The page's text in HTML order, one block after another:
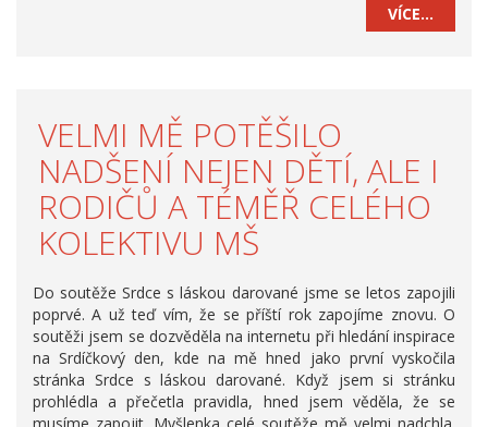
VÍCE…
VELMI MĚ POTĚŠILO
NADŠENÍ NEJEN DĚTÍ, ALE I
RODIČŮ A TÉMĚŘ CELÉHO
KOLEKTIVU MŠ
Do soutěže Srdce s láskou darované jsme se letos zapojili
poprvé. A už teď vím, že se příští rok zapojíme znovu. O
soutěži jsem se dozvěděla na internetu při hledání inspirace
na Srdíčkový den, kde na mě hned jako první vyskočila
stránka Srdce s láskou darované. Když jsem si stránku
prohlédla a přečetla pravidla, hned jsem věděla, že se